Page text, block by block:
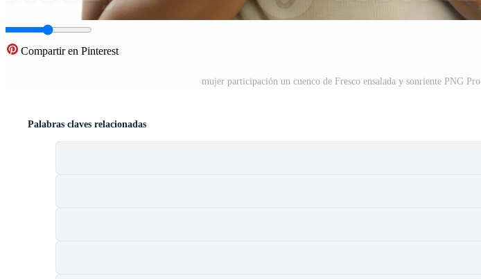
Compartir en Pinterest
mujer participación un cuenco de Fresco ensalada y sonriente PNG Pro
Palabras claves relacionadas